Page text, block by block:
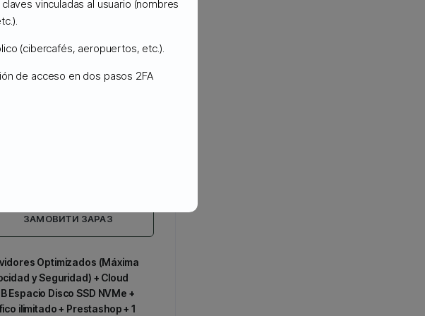
CLOUD (WORDPRESS,
ЗАМОВИТИ ЗАРАЗ
Optimizados (Máxima
y Seguridad) + Cloud
Espacio Disco SSD NVMe +
ilimitado + Prestashop + 1
vinculadas al usuario (nombres
(cibercafés, aeropuertos, etc.).
de acceso en dos pasos 2FA